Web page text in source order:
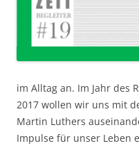
im Alltag an. Im Jahr des
2017 wollen wir uns mit
Martin Luthers
Impulse für unser Leben